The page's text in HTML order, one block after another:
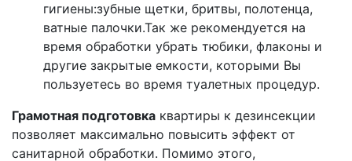
гигиены:зубные щетки, бритвы, полотенца,
ватные палочки.Так же рекомендуется на
время обработки убрать тюбики, флаконы и
другие закрытые емкости, которыми Вы
пользуетесь во время туалетных процедур.
Грамотная подготовка квартиры к дезинсекции
позволяет максимально повысить эффект от
санитарной обработки. Помимо этого,